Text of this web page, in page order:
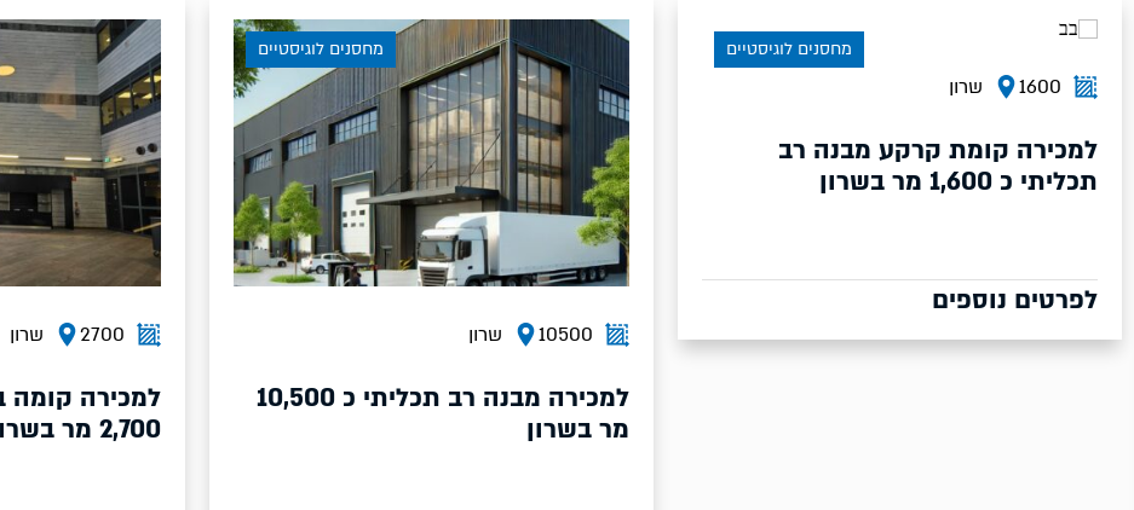
מבנה רב
10500 שרון
למכירה מבנה רב תכליתי כ 10,500
מחסנים לוגיסטיים
למכירה קומה במבנה רב תכליתי כ
מחסנים לוגיסטיים